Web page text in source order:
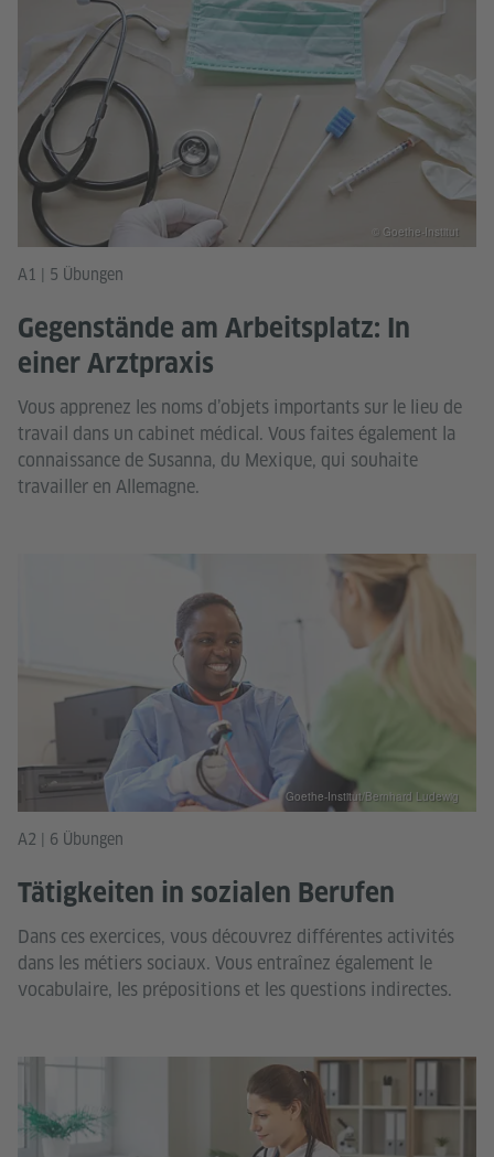
A1 | 5 Übungen
Gegenstände am Arbeitsplatz: In
einer Arztpraxis
Vous apprenez les noms d’objets importants sur le lieu de
travail dans un cabinet médical. Vous faites également la
connaissance de Susanna, du Mexique, qui souhaite
travailler en Allemagne.
© Goethe-Institut
A2 | 6 Übungen
Tätigkeiten in sozialen Berufen
Dans ces exercices, vous découvrez différentes activités
dans les métiers sociaux. Vous entraînez également le
vocabulaire, les prépositions et les questions indirectes.
Goethe-Institut/Bernhard Ludewig